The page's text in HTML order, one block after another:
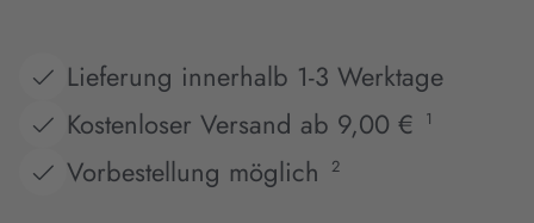
Lieferung innerhalb 1-3 Werktage
Kostenloser Versand ab 9,00 €
1
Vorbestellung möglich 2